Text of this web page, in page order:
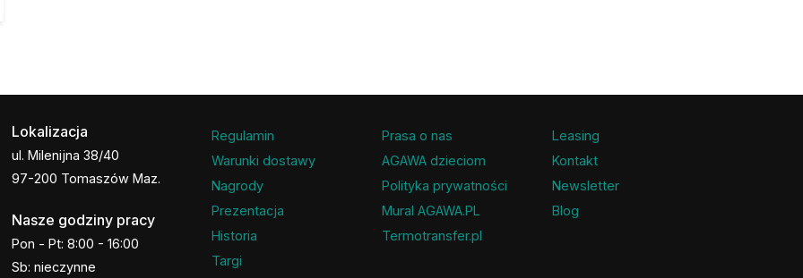
Lokalizacja
ul. Milenijna 38/40
97-200 Tomaszów Maz.
Nasze godziny pracy
Pon - Pt: 8:00 - 16:00
Sb: nieczynne
Regulamin
Warunki dostawy
Nagrody
Prezentacja
Historia
Targi
Prasa o nas
AGAWA dzieciom
Polityka prywatności
Mural AGAWA.PL
Termotransfer.pl
Leasing
Kontakt
Newsletter
Blog